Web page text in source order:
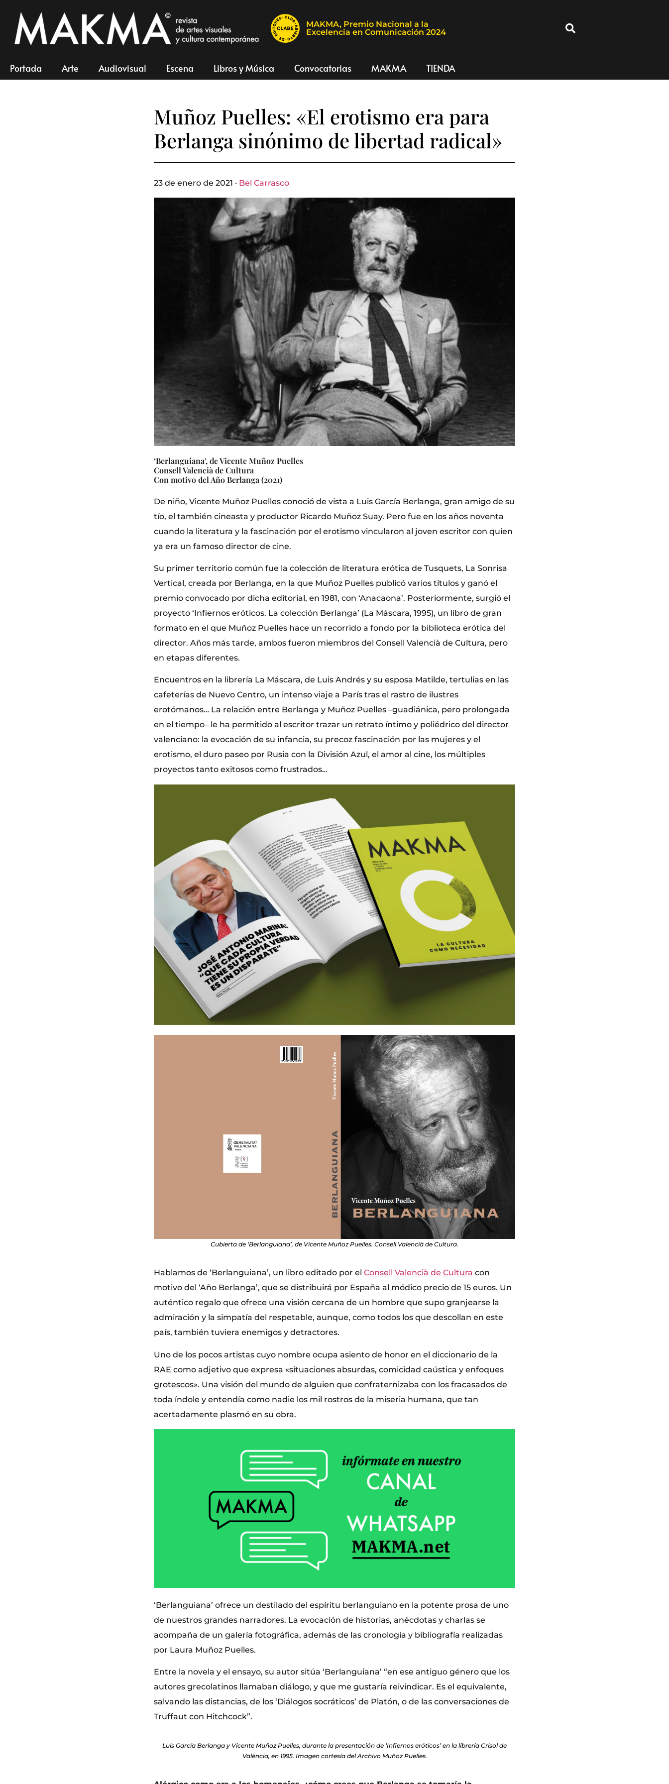
MAKMA, Premio Nacional a la
Excelencia en Comunicación 2024
Portada Arte Audiovisual Escena Libros y Música Convocatorias MAKMA TIENDA
Muñoz Puelles: «El erotismo era para
Berlanga sinónimo de libertad radical»
23 de enero de 2021 · Bel Carrasco
‘Berlanguiana’, de Vicente Muñoz Puelles
Consell Valencià de Cultura
Con motivo del Año Berlanga (2021)
De niño, Vicente Muñoz Puelles conoció de vista a Luis García Berlanga, gran amigo de su
tío, el también cineasta y productor Ricardo Muñoz Suay. Pero fue en los años noventa
cuando la literatura y la fascinación por el erotismo vincularon al joven escritor con quien
ya era un famoso director de cine.
Su primer territorio común fue la colección de literatura erótica de Tusquets, La Sonrisa
Vertical, creada por Berlanga, en la que Muñoz Puelles publicó varios títulos y ganó el
premio convocado por dicha editorial, en 1981, con ‘Anacaona’. Posteriormente, surgió el
proyecto ‘Infiernos eróticos. La colección Berlanga’ (La Máscara, 1995), un libro de gran
formato en el que Muñoz Puelles hace un recorrido a fondo por la biblioteca erótica del
director. Años más tarde, ambos fueron miembros del Consell Valencià de Cultura, pero
en etapas diferentes.
Encuentros en la librería La Máscara, de Luis Andrés y su esposa Matilde, tertulias en las
cafeterías de Nuevo Centro, un intenso viaje a París tras el rastro de ilustres
erotómanos… La relación entre Berlanga y Muñoz Puelles –guadiánica, pero prolongada
en el tiempo– le ha permitido al escritor trazar un retrato íntimo y poliédrico del director
valenciano: la evocación de su infancia, su precoz fascinación por las mujeres y el
erotismo, el duro paseo por Rusia con la División Azul, el amor al cine, los múltiples
proyectos tanto exitosos como frustrados…
Cubierta de ‘Berlanguiana’, de Vicente Muñoz Puelles. Consell Valencià de Cultura.
Hablamos de ‘Berlanguiana’, un libro editado por el Consell Valencià de Cultura con
motivo del ‘Año Berlanga’, que se distribuirá por España al módico precio de 15 euros. Un
auténtico regalo que ofrece una visión cercana de un hombre que supo granjearse la
admiración y la simpatía del respetable, aunque, como todos los que descollan en este
país, también tuviera enemigos y detractores.
Uno de los pocos artistas cuyo nombre ocupa asiento de honor en el diccionario de la
RAE como adjetivo que expresa «situaciones absurdas, comicidad caústica y enfoques
grotescos». Una visión del mundo de alguien que confraternizaba con los fracasados de
toda índole y entendía como nadie los mil rostros de la miseria humana, que tan
acertadamente plasmó en su obra.
‘Berlanguiana’ ofrece un destilado del espíritu berlanguiano en la potente prosa de uno
de nuestros grandes narradores. La evocación de historias, anécdotas y charlas se
acompaña de un galería fotográfica, además de las cronología y bibliografía realizadas
por Laura Muñoz Puelles.
Entre la novela y el ensayo, su autor sitúa ‘Berlanguiana’ “en ese antiguo género que los
autores grecolatinos llamaban diálogo, y que me gustaría reivindicar. Es el equivalente,
salvando las distancias, de los ‘Diálogos socráticos’ de Platón, o de las conversaciones de
Truffaut con Hitchcock”.
Luis García Berlanga y Vicente Muñoz Puelles, durante la presentación de ‘Infiernos eróticos’ en la librería Crisol de
València, en 1995. Imagen cortesía del Archivo Muñoz Puelles.